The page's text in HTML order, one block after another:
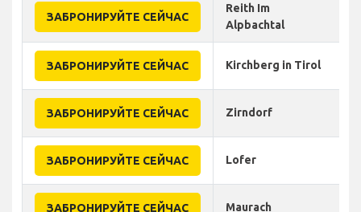
ЗАБРОНИРУЙТЕ СЕЙЧАС
Reith Im
Alpbachtal
ЗАБРОНИРУЙТЕ СЕЙЧАС Kirchberg in Tirol
ЗАБРОНИРУЙТЕ СЕЙЧАС Zirndorf
ЗАБРОНИРУЙТЕ СЕЙЧАС Lofer
ЗАБРОНИРУЙТЕ СЕЙЧАС Maurach